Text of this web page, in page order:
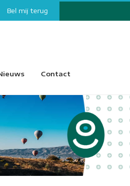
Bel mij terug
Contact